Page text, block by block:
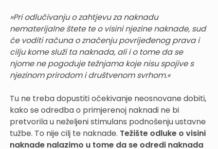
»Pri odlučivanju o zahtjevu za naknadu
nematerijalne štete te o visini njezine naknade, sud
će voditi računa o značenju povrijeđenog prava i
cilju kome služi ta naknada, ali i o tome da se
njome ne pogoduje težnjama koje nisu spojive s
njezinom prirodom i društvenom svrhom.«
Tu ne treba dopustiti očekivanje neosnovane dobiti,
kako se odredba o primjerenoj naknadi ne bi
pretvorila u neželjeni stimulans podnošenju ustavne
tužbe. To nije cilj te naknade. Težište odluke o visini
naknade nalazimo u tome da se odredi naknada